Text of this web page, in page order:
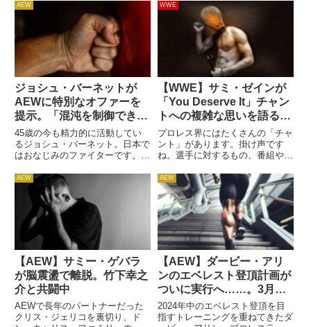
AEW
ジョシュ・バーネットが
AEWに特別なオファーを
提示。「混沌を制御できる
存在が必要なら、仕事を引
き受けるよ」
45歳の今も精力的に活動してい
るジョシュ・バーネット。日本で
はおなじみのファイターです。先
誠勝に勝利。健在ぶりをアピール
しました。彼のような経歴を歩ん
できたレスラーがプロレス界との
関わりを保とうとしているのは
嬉...
WWE
【WWE】サミ・ゼインが
「You Deserve It」チャン
トへの複雑な思いを語る。
「ラッキーだと言ってく
れ」
プロレス界にはたくさんの「チャ
ント」があります。掛け声です
ね。選手に対するもの、番組やイ
本では選手名のコールが多いです
が、海外ではメッセージ性の強い
ものも多い、という特徴がありま
す。「This is Aweso...
AEW
【AEW】サミー・ゲバラ
が脳震盪で離脱。竹下幸之
介と共闘中
AEWで長年のパートナーだった
クリス・ジェリコを裏切り、ド
AEW
【AEW】ダービー・アリ
ンのエベレスト登頂計画が
ついに実行へ……。3月下
旬に出発！
2024年中のエベレスト登頂を目
指すトレーニングを重ねてきたダ